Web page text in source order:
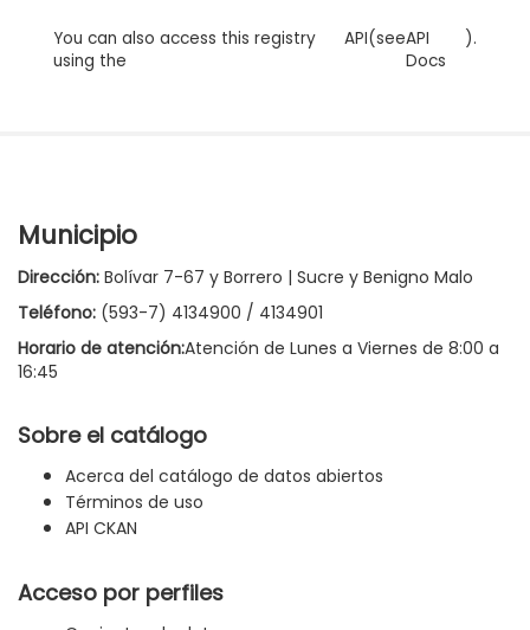
You can also access this registry
using the
API(seeAPI
Docs
).
Municipio
Dirección: Bolívar 7-67 y Borrero | Sucre y Benigno Malo
Teléfono: (593-7) 4134900 / 4134901
Horario de atención:Atención de Lunes a Viernes de 8:00 a
16:45
Sobre el catálogo
Acerca del catálogo de datos abiertos
Términos de uso
API CKAN
Acceso por perfiles